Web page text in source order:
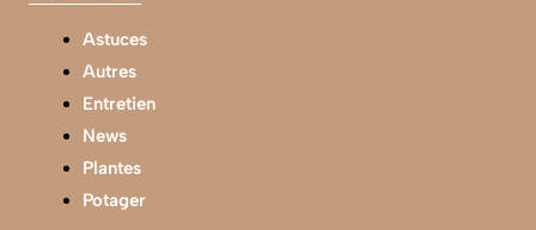
Astuces
Autres
Entretien
News
Plantes
Potager